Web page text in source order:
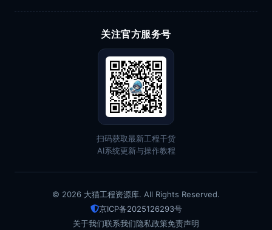
关注官方服务号
扫码获取最新工程干货
AI系统更新与操作教程
© 2026 大猫工程资源库. All Rights Reserved.
京ICP备2025126293号
关于我们联系我们隐私政策免责声明